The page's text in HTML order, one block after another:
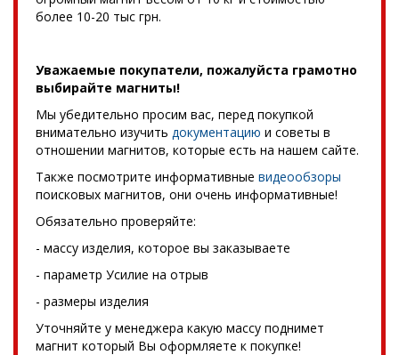
более 10-20 тыс грн.
Уважаемые покупатели, пожалуйста грамотно
выбирайте магниты!
Мы убедительно просим вас, перед покупкой
внимательно изучить документацию и советы в
отношении магнитов, которые есть на нашем сайте.
Также посмотрите информативные видеообзоры
поисковых магнитов, они очень информативные!
Обязательно проверяйте:
- массу изделия, которое вы заказываете
- параметр Усилие на отрыв
- размеры изделия
Уточняйте у менеджера какую массу поднимет
магнит который Вы оформляете к покупке!